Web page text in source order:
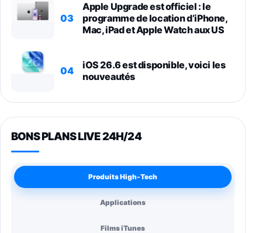
03
Apple Upgrade est officiel : le
programme de location d’iPhone,
Mac, iPad et Apple Watch aux US
04
iOS 26.6 est disponible, voici les
nouveautés
BONS PLANS LIVE 24H/24
Produits High-Tech
Applications
Films iTunes